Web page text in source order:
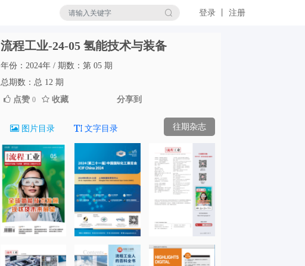
登录 丨 注册
流程工业-24-05 氢能技术与装备
年份：2024年 / 期数：第 05 期
总期数：总 12 期
点赞 0 收藏 分享到
图片目录 文字目录 往期杂志